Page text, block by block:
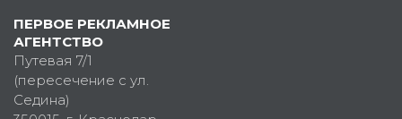
ПЕРВОЕ РЕКЛАМНОЕ
АГЕНТСТВО
Путевая 7/1
(пересечение с ул.
Седина)